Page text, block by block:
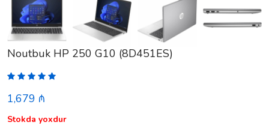
Noutbuk HP 250 G10 (8D451ES)
1,679 ₼
Stokda yoxdur